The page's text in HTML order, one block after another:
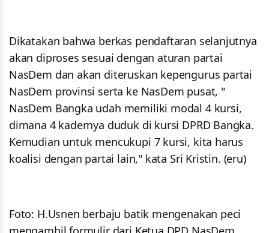
Dikatakan bahwa berkas pendaftaran selanjutnya
akan diproses sesuai dengan aturan partai
NasDem dan akan diteruskan kepengurus partai
NasDem provinsi serta ke NasDem pusat, "
NasDem Bangka udah memiliki modal 4 kursi,
dimana 4 kadernya duduk di kursi DPRD Bangka.
Kemudian untuk mencukupi 7 kursi, kita harus
koalisi dengan partai lain," kata Sri Kristin. (eru)
Foto: H.Usnen berbaju batik mengenakan peci